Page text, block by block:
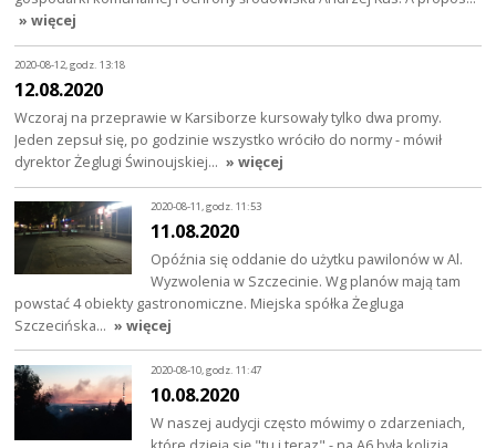
» więcej
2020-08-12, godz. 13:18
12.08.2020
Wczoraj na przeprawie w Karsiborze kursowały tylko dwa promy.
Jeden zepsuł się, po godzinie wszystko wróciło do normy - mówił
dyrektor Żeglugi Świnoujskiej… » więcej
2020-08-11, godz. 11:53
11.08.2020
Opóźnia się oddanie do użytku pawilonów w Al.
Wyzwolenia w Szczecinie. Wg planów mają tam
powstać 4 obiekty gastronomiczne. Miejska spółka Żegluga
Szczecińska… » więcej
2020-08-10, godz. 11:47
10.08.2020
W naszej audycji często mówimy o zdarzeniach,